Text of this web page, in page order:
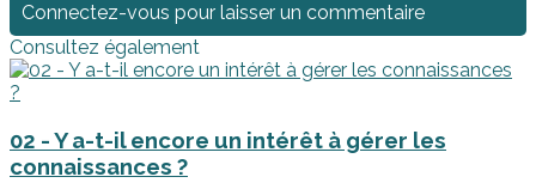
Connectez-vous pour laisser un commentaire
Consultez également
02 - Y a-t-il encore un intérêt à gérer les
connaissances ?